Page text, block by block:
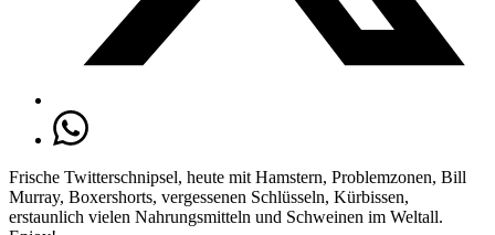
Frische Twitterschnipsel, heute mit Hamstern, Problemzonen, Bill
Murray, Boxershorts, vergessenen Schlüsseln, Kürbissen,
erstaunlich vielen Nahrungsmitteln und Schweinen im Weltall.